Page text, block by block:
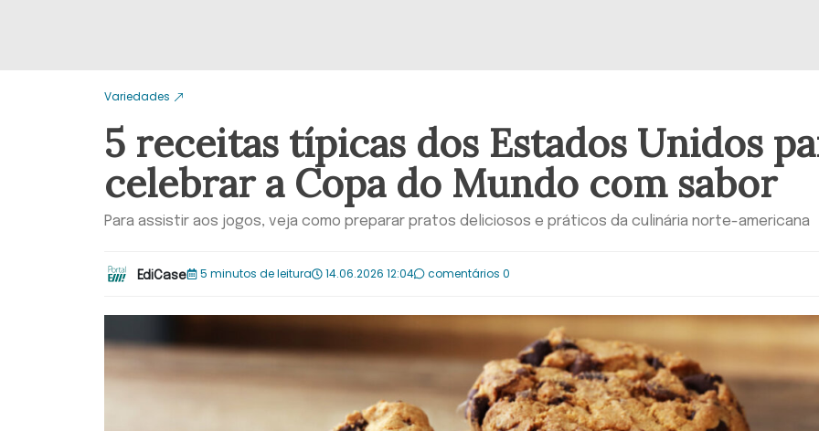
Variedades
5 receitas típicas dos Estados Unidos
celebrar a Copa do Mundo com sabor
Para assistir aos jogos, veja como preparar pratos deliciosos e práticos da culinária norte-americana
EdiCase 5 minutos de leitura 14.06.2026 12:04 comentários 0